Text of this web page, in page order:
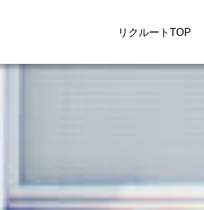
リクルートTOP